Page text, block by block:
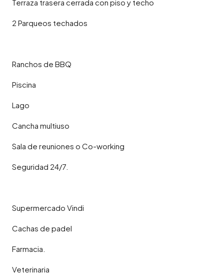
Terraza trasera cerrada con piso y techo
2 Parqueos techados
Ranchos de BBQ
Piscina
Lago
Cancha multiuso
Sala de reuniones o Co-working
Seguridad 24/7.
Supermercado Vindi
Cachas de padel
Farmacia.
Veterinaria